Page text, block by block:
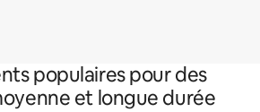
populaires pour des
et longue durée